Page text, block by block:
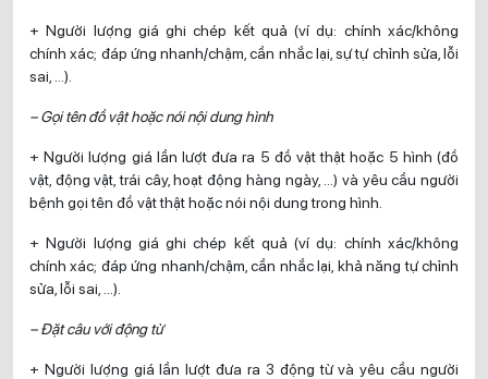
+ Người lượng giá ghi chép kết quả (ví dụ: chính xác/không
chính xác; đáp ứng nhanh/chậm, cần nhắc lại, sự tự chỉnh sửa, lỗi
sai, …).
– Gọi tên đồ vật hoặc nói nội dung hình
+ Người lượng giá lần lượt đưa ra 5 đồ vật thật hoặc 5 hình (đồ
vật, động vật, trái cây, hoạt động hàng ngày, …) và yêu cầu người
bệnh gọi tên đồ vật thật hoặc nói nội dung trong hình.
+ Người lượng giá ghi chép kết quả (ví dụ: chính xác/không
chính xác; đáp ứng nhanh/chậm, cần nhắc lại, khả năng tự chỉnh
sửa, lỗi sai, …).
– Đặt câu với động từ
+ Người lượng giá lần lượt đưa ra 3 động từ và yêu cầu người